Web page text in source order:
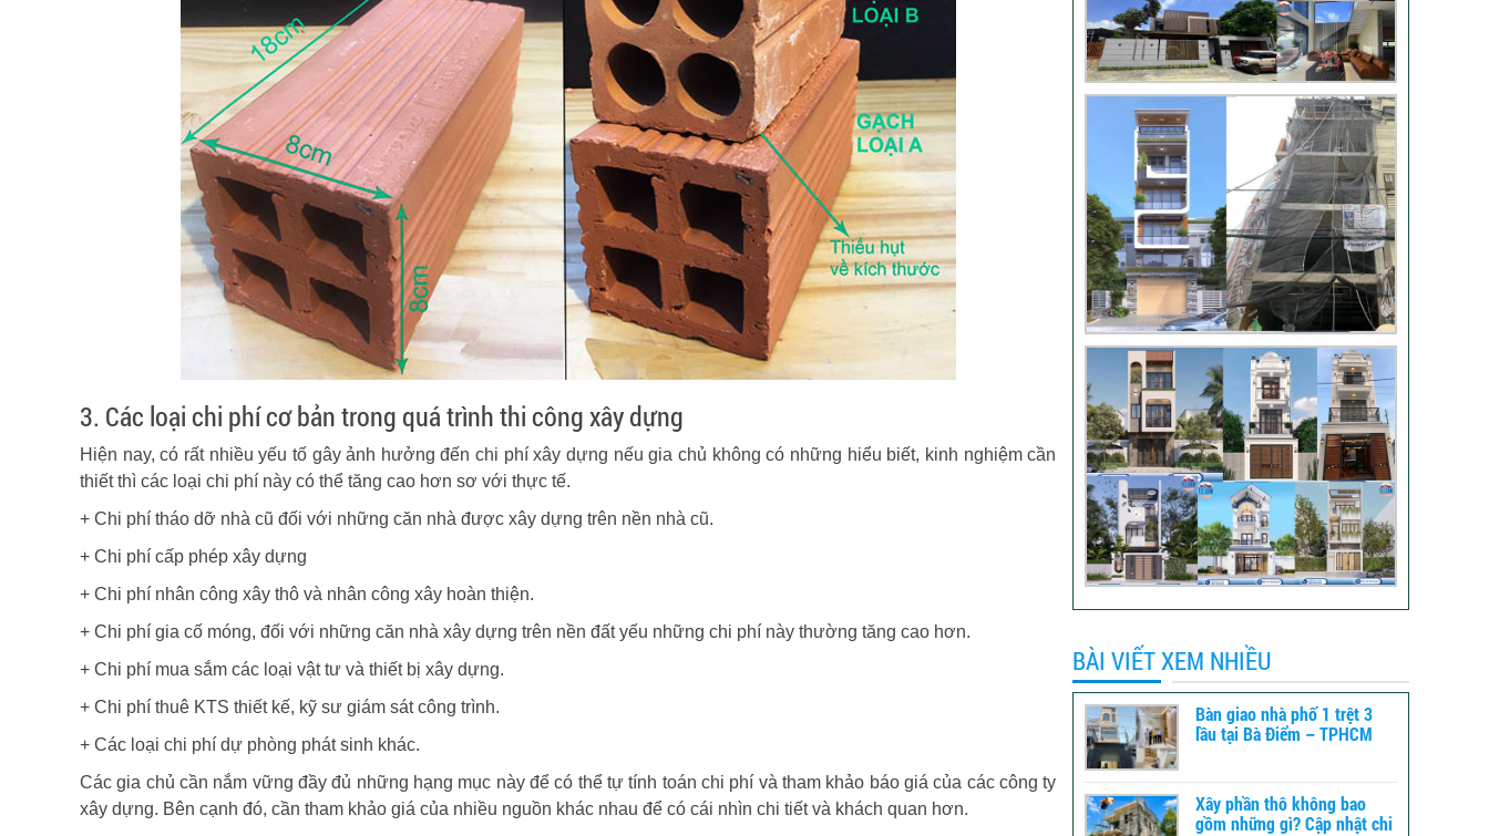
3. Các loại chi phí cơ bản trong quá trình thi công xây dựng
Hiện nay, có rất nhiều yếu tố gây ảnh hưởng đến chi phí xây dựng nếu gia chủ không có những hiểu biết, kinh nghiệm cần
thiết thì các loại chi phí này có thể tăng cao hơn sơ với thực tế.
+ Chi phí tháo dỡ nhà cũ đối với những căn nhà được xây dựng trên nền nhà cũ.
+ Chi phí cấp phép xây dựng
+ Chi phí nhân công xây thô và nhân công xây hoàn thiện.
+ Chi phí gia cố móng, đối với những căn nhà xây dựng trên nền đất yếu những chi phí này thường tăng cao hơn.
+ Chi phí mua sắm các loại vật tư và thiết bị xây dựng.
+ Chi phí thuê KTS thiết kế, kỹ sư giám sát công trình.
+ Các loại chi phí dự phòng phát sinh khác.
Các gia chủ cần nắm vững đầy đủ những hạng mục này để có thể tự tính toán chi phí và tham khảo báo giá của các công ty
xây dựng. Bên cạnh đó, cần tham khảo giá của nhiều nguồn khác nhau để có cái nhìn chi tiết và khách quan hơn.
Video bàn giao nhà
chị Phượng – Nhà Bè
TPHCM
Video đánh giá từ
khách hàng chị Oanh
– sửa nhà
Nhận xét khách hàng
nhà chú Trung – Gò
Vấp
BÀI VIẾT XEM NHIỀU
Bàn giao nhà phố 1 trệt 3
lầu tại Bà Điểm – TPHCM
Xây phần thô không bao
gồm những gì? Cập nhật chi